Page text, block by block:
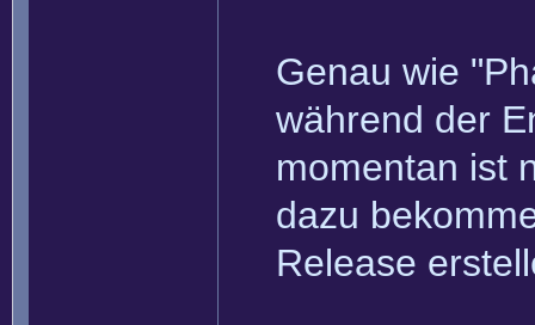
Genau wie
während der
momentan ist
dazu
Release